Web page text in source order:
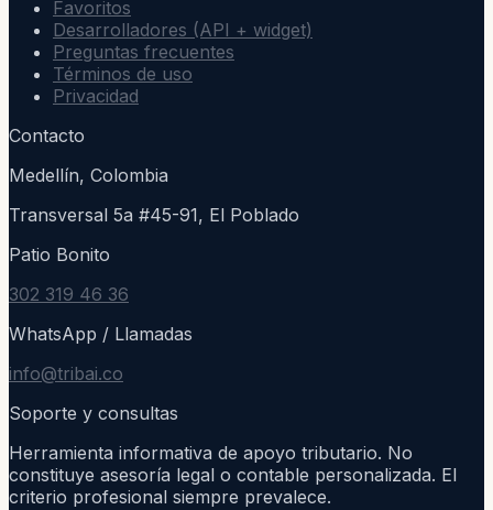
Favoritos
Desarrolladores (API + widget)
Preguntas frecuentes
Términos de uso
Privacidad
Contacto
Medellín, Colombia
Transversal 5a #45-91, El Poblado
Patio Bonito
302 319 46 36
WhatsApp / Llamadas
info@tribai.co
Soporte y consultas
Herramienta informativa de apoyo tributario. No
constituye asesoría legal o contable personalizada. El
criterio profesional siempre prevalece.